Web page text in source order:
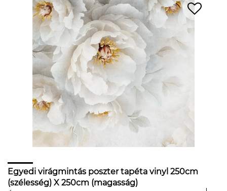
Egyedi virágmintás poszter tapéta vinyl 250cm
(szélesség) X 250cm (magasság)